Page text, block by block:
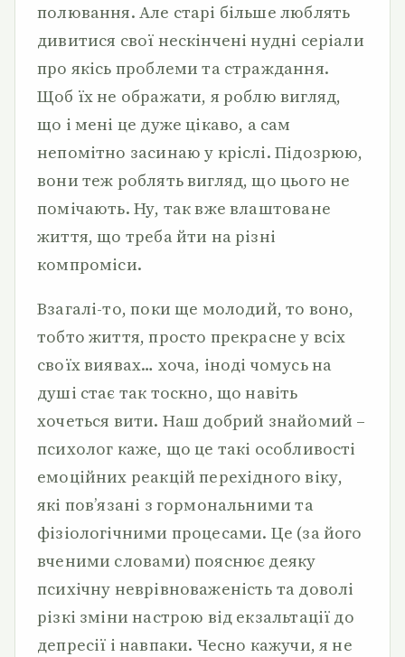
полювання. Але старі більше люблять
дивитися свої нескінчені нудні серіали
про якісь проблеми та страждання.
Щоб їх не ображати, я роблю вигляд,
що і мені це дуже цікаво, а сам
непомітно засинаю у кріслі. Підозрюю,
вони теж роблять вигляд, що цього не
помічають. Ну, так вже влаштоване
життя, що треба йти на різні
компроміси.
Взагалі-то, поки ще молодий, то воно,
тобто життя, просто прекрасне у всіх
своїх виявах… хоча, іноді чомусь на
душі стає так тоскно, що навіть
хочеться вити. Наш добрий знайомий –
психолог каже, що це такі особливості
емоційних реакцій перехідного віку,
які пов’язані з гормональними та
фізіологічними процесами. Це (за його
вченими словами) пояснює деяку
психічну неврівноваженість та доволі
різкі зміни настрою від екзальтації до
депресії і навпаки. Чесно кажучи, я не